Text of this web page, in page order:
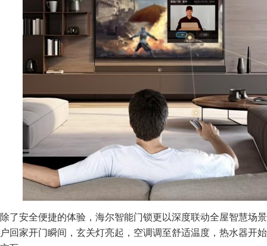
除了安全便捷的体验，海尔智能门锁更以深度联动全屋智慧场
户回家开门瞬间，玄关灯亮起，空调调至舒适温度，热水器开